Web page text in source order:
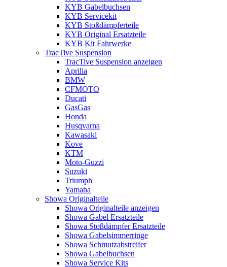
KYB Gabelbuchsen
KYB Servicekit
KYB Stoßdämpferteile
KYB Original Ersatzteile
KYB Kit Fahrwerke
TracTive Suspension
TracTive Suspension anzeigen
Aprilia
BMW
CFMOTO
Ducati
GasGas
Honda
Husqvarna
Kawasaki
Kove
KTM
Moto-Guzzi
Suzuki
Triumph
Yamaha
Showa Originalteile
Showa Originalteile anzeigen
Showa Gabel Ersatzteile
Showa Stoßdämpfer Ersatzteile
Showa Gabelsimmerringe
Showa Schmutzabstreifer
Showa Gabelbuchsen
Showa Service Kits